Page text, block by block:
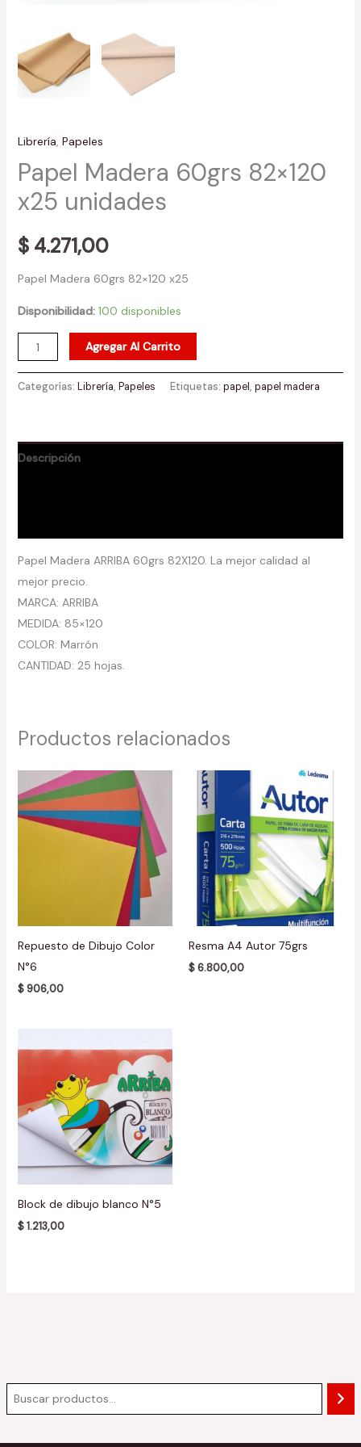
Librería, Papeles
Papel Madera 60grs 82×120
x25 unidades
$4.271,00
Papel Madera 60grs 82×120 x25
Disponibilidad: 100 disponibles
Agregar Al Carrito
Categorías: Librería, Papeles Etiquetas: papel, papel madera
Descripción
Papel Madera ARRIBA 60grs 82X120. La mejor calidad al
mejor precio.
MARCA: ARRIBA
MEDIDA: 85×120
COLOR: Marrón
CANTIDAD: 25 hojas.
Productos relacionados
Repuesto de Dibujo Color
N°6
$906,00
Resma A4 Autor 75grs
$6.800,00
Block de dibujo blanco N°5
$1.213,00